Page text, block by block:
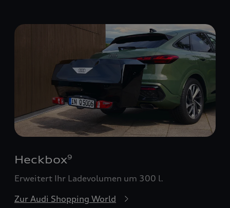
Heckbox9
Erweitert Ihr Ladevolumen um 300 l.
Zur Audi Shopping World